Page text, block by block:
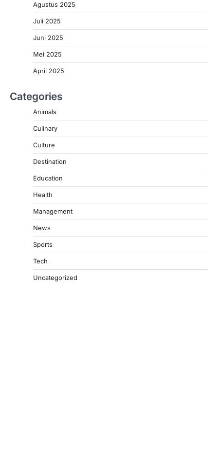
Agustus 2025
Juli 2025
Juni 2025
Mei 2025
April 2025
Categories
Animals
Culinary
Culture
Destination
Education
Health
Management
News
Sports
Tech
Uncategorized